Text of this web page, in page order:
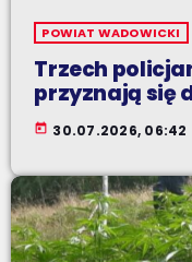
POWIAT WADOWICKI
Trzech
przyznają się
today 30.07.2026, 06:42